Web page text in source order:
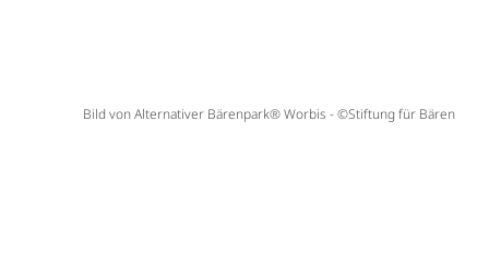
Bild von Alternativer Bärenpark® Worbis - ©Stiftung für Bären